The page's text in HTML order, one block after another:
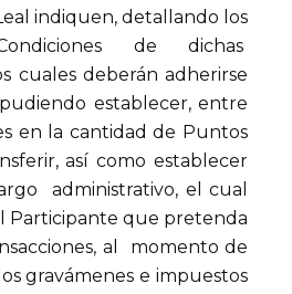
indiquen, detallando los
de dichas
cuales deberán adherirse
establecer, entre
en la cantidad de Puntos
así como establecer
administrativo, el cual
Participante que pretenda
al momento de
gravámenes e impuestos